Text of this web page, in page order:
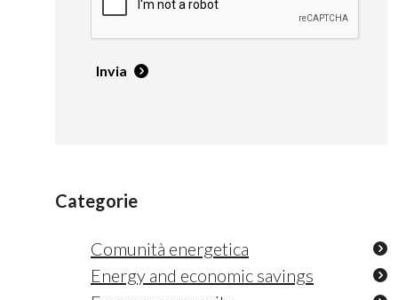
Invia
Categorie
Comunità energetica
Energy and economic savings